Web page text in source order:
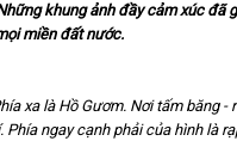
khung ảnh đầy cảm xúc đã
miền đất nước.
xa là Hồ Gươm. Nơi tấm băng -
ngay cạnh phải của hình là